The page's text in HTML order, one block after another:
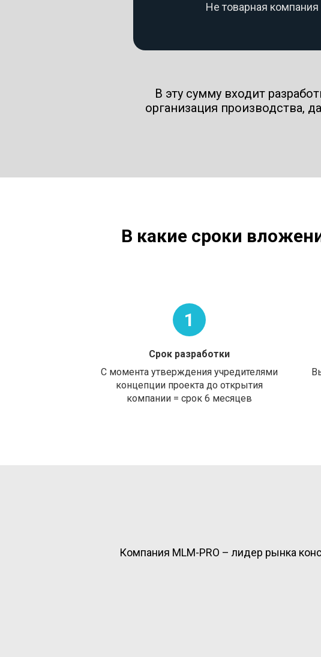
Не товарная компания
В эту сумму входит
организация производства,
В какие сроки
1
Срок разработки
С момента утверждения учредителями
концепции проекта до открытия
компании = срок 6 месяцев
Компания MLM-PRO – лидер рынка